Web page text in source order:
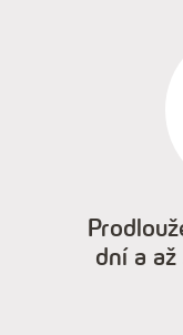
dní a